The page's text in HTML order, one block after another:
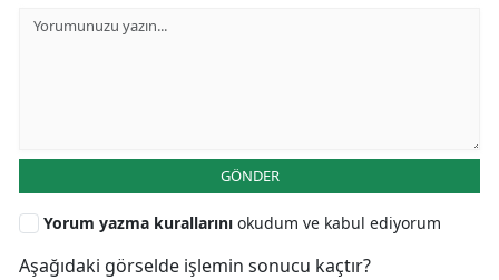
GÖNDER
Yorum yazma kurallarını okudum ve kabul ediyorum
Aşağıdaki görselde işlemin sonucu kaçtır?